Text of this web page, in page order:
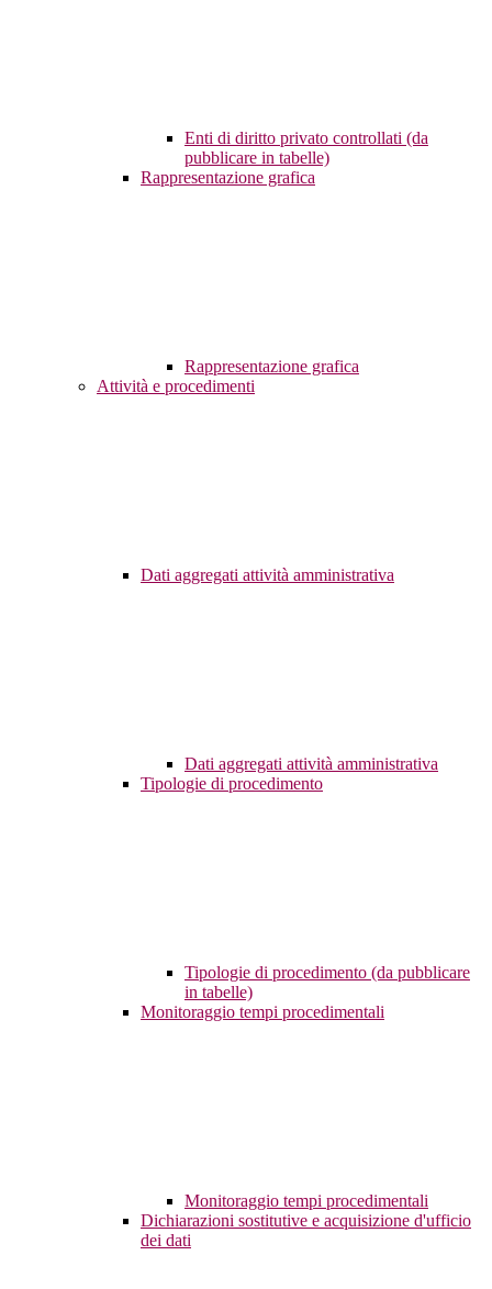
Enti di diritto privato controllati (da
pubblicare in tabelle)
Rappresentazione grafica
Rappresentazione grafica
Attività e procedimenti
Dati aggregati attività amministrativa
Dati aggregati attività amministrativa
Tipologie di procedimento
Tipologie di procedimento (da pubblicare
in tabelle)
Monitoraggio tempi procedimentali
Monitoraggio tempi procedimentali
Dichiarazioni sostitutive e acquisizione d'ufficio
dei dati